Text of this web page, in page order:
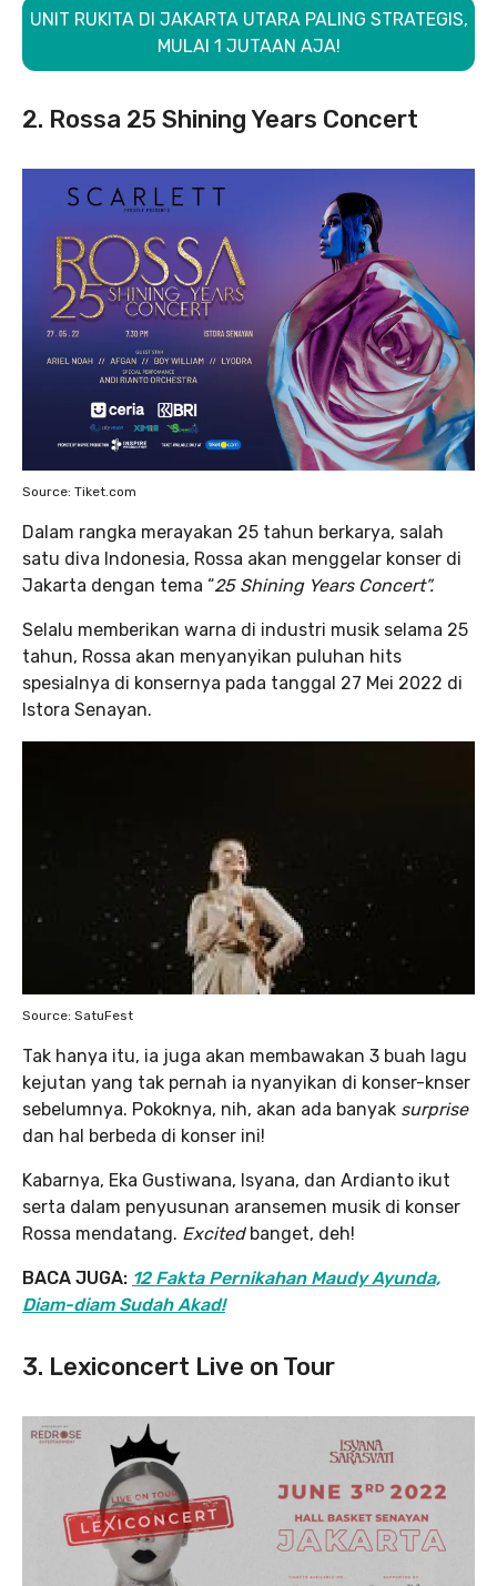
UNIT RUKITA DI JAKARTA UTARA PALING STRATEGIS,
MULAI 1 JUTAAN AJA!
2. Rossa 25 Shining Years Concert
Source: Tiket.com
Dalam rangka merayakan 25 tahun berkarya, salah
satu diva Indonesia, Rossa akan menggelar konser di
Jakarta dengan tema “25 Shining Years Concert”.
Selalu memberikan warna di industri musik selama 25
tahun, Rossa akan menyanyikan puluhan hits
spesialnya di konsernya pada tanggal 27 Mei 2022 di
Istora Senayan.
Source: SatuFest
Tak hanya itu, ia juga akan membawakan 3 buah lagu
kejutan yang tak pernah ia nyanyikan di konser-knser
sebelumnya. Pokoknya, nih, akan ada banyak surprise
dan hal berbeda di konser ini!
Kabarnya, Eka Gustiwana, Isyana, dan Ardianto ikut
serta dalam penyusunan aransemen musik di konser
Rossa mendatang. Excited banget, deh!
BACA JUGA: 12 Fakta Pernikahan Maudy Ayunda,
Diam-diam Sudah Akad!
3. Lexiconcert Live on Tour